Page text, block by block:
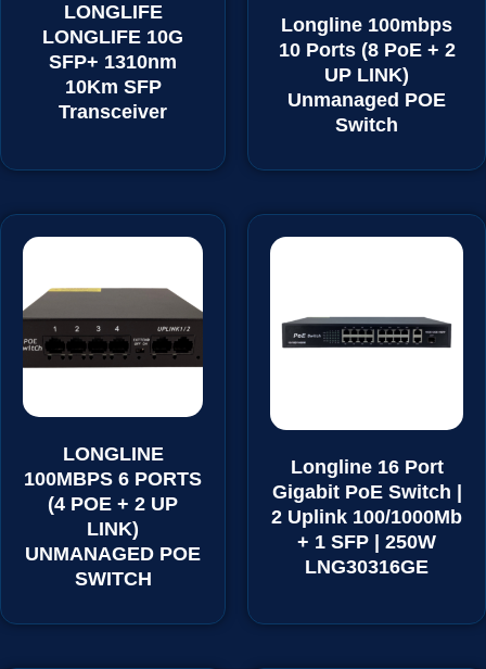
LONGLIFE
LONGLIFE 10G
SFP+ 1310nm
10Km SFP
Transceiver
Longline 100mbps
10 Ports (8 PoE + 2
UP LINK)
Unmanaged POE
Switch
LONGLINE
100MBPS 6 PORTS
(4 POE + 2 UP
LINK)
UNMANAGED POE
SWITCH
Longline 16 Port
Gigabit PoE Switch |
2 Uplink 100/1000Mb
+ 1 SFP | 250W
LNG30316GE